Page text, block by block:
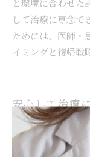
と環境に合わせた
して治療に専念で
ためには、医師・
イミングと復帰戦
安心して治療
適応障害の診断書
し、医師が休職